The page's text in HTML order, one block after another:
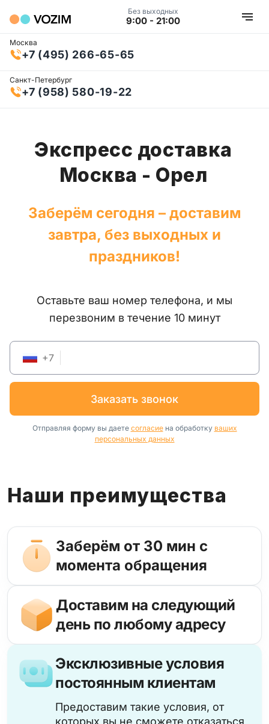
Без выходных
9:00 - 21:00
Москва
+7 (495) 266-65-65
Санкт-Петербург
+7 (958) 580-19-22
Экспресс доставка
Москва - Орел
Заберём сегодня – доставим
завтра, без выходных и
праздников!
Оставьте ваш номер телефона, и мы
перезвоним в течение 10 минут
+7
заказать звонок
Отправляя форму вы даете согласиена обработку ваших
персональных данных
Наши преимущества
Заберём от 30 мин с
момента обращения
Доставим на следующий
день по любому адресу
Эксклюзивные условия
постоянным клиентам
Предоставим такие условия, от
которых вы не сможете отказаться